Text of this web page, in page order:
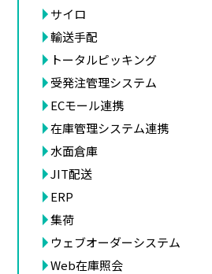
サイロ
輸送手配
トータルピッキング
受発注管理システム
ECモール連携
在庫管理システム連携
水面倉庫
JIT配送
ERP
集荷
ウェブオーダーシステム
Web在庫照会